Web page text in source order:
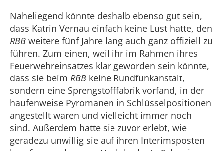
Naheliegend könnte deshalb ebenso gut sein,
dass Katrin Vernau einfach keine Lust hatte, den
RBB weitere fünf Jahre lang auch ganz offiziell zu
führen. Zum einen, weil ihr im Rahmen ihres
Feuerwehreinsatzes klar geworden sein könnte,
dass sie beim RBB keine Rundfunkanstalt,
sondern eine Sprengstofffabrik vorfand, in der
haufenweise Pyromanen in Schlüsselpositionen
angestellt waren und vielleicht immer noch
sind. Außerdem hatte sie zuvor erlebt, wie
geradezu unwillig sie auf ihren Interimsposten